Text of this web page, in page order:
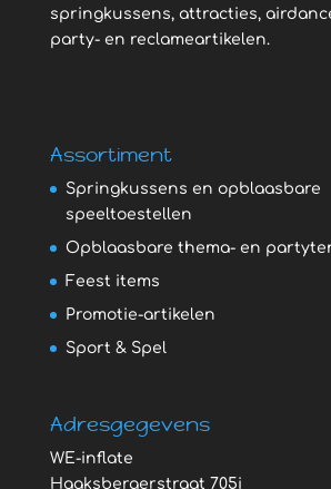
springkussens, attracties,
party- en reclameartikelen.
Assortiment
Springkussens en opblaasbare
speeltoestellen
Opblaasbare thema- en
Feest items
Promotie-artikelen
Sport & Spel
Adresgegevens
WE-inflate
Haaksbergerstraat 705i